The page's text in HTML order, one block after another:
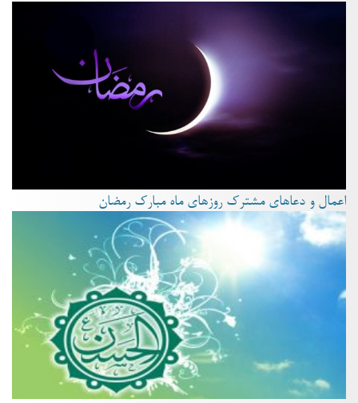
اعمال و دعاهای مشترک روزهای ماه مبارک رمضان